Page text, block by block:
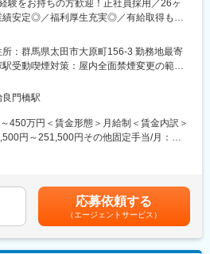
を中心に、基礎から丁寧に指導しま
識は入社時点では不要です！
先輩社員との同行
事務1名で構成されております。
通しがよく、アットホームな環境です。
験をお持ちの方歓迎！正社員採用／26ヶ
績安定◎／福利厚生充実◎／有給取得も取
て社用車の車両管理業務を中心に総務業務
。
なくても保険業務に携わるご経験をされて
を存分に活かすことができます。
所：群馬県太田市大原町156-3 勤務地最寄
受動喫煙対策：屋内全面禁煙変更の範
門橋駅
450万円＜賃金形態＞月給制＜賃金内訳＞
円～251,500円その他固定手当/月：
賃金はあくまでも目安の金額であり、選考
性があります。月給(月額)は固定手当を含め
応募依頼する
（エージェントサービス）